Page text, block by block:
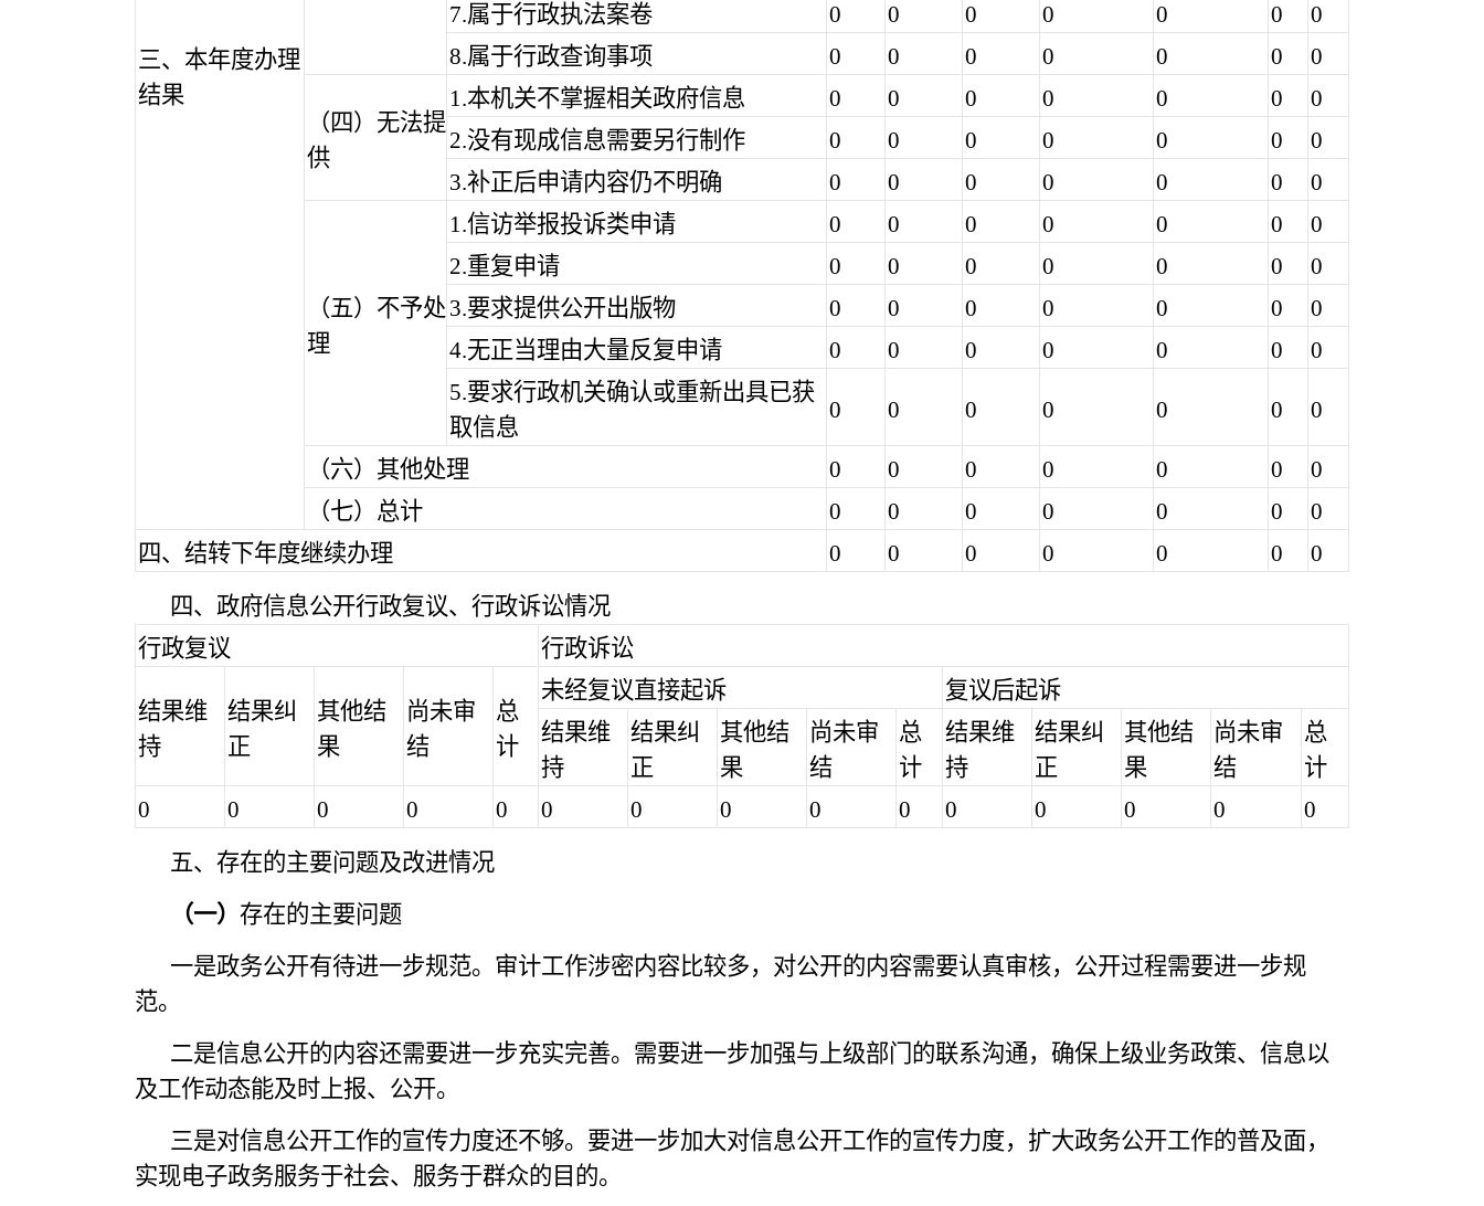
三、本年度办理
结果
7.属于行政执法案卷
0 0 0 0 0 0
0
8.属于行政查询事项
0 0 0 0 0 0 0
（四）无法提
供
1.本机关不掌握相关政府信息 0 0 0 0 0 0
0
2.没有现成信息需要另行制作
0 0 0 0 0 0
0
3.补正后申请内容仍不明确
0 0 0 0 0 0 0
（五）不予处
理
1.信访举报投诉类申请 0 0 0 0 0 0
0
2.重复申请
0 0 0 0 0 0
0
3.要求提供公开出版物
0 0 0 0 0 0
0
4.无正当理由大量反复申请
0 0 0 0 0 0
0
5.要求行政机关确认或重新出具已获
取信息
0 0 0 0 0 0 0
（六）其他处理 0 0 0 0 0 0
0
（七）总计
0 0 0 0 0 0
0
四、结转下年度继续办理
0 0 0 0 0 0
0
四、政府信息公开行政复议、行政诉讼情况
行政复议
行政诉讼
结果维
持
结果纠
正
其他结
果
尚未审
结
总
计
未经复议直接起诉
复议后起诉
结果维
持
结果纠
正
其他结
果
尚未审
结
总
计
结果维
持
结果纠
正
其他结
果
尚未审
结
总
计
0
0 0 0 0 0 0 0 0 0 0 0 0 0
0
五、存在的主要问题及改进情况
（一） 存在的主要问题
一是政务公开有待进一步规范。审计工作涉密内容比较多，对公开的内容需要认真审核，公开过程需要进一步规
范。
二是信息公开的内容还需要进一步充实完善。需要进一步加强与上级部门的联系沟通，确保上级业务政策、信息以
及工作动态能及时上报、公开。
三是对信息公开工作的宣传力度还不够。要进一步加大对信息公开工作的宣传力度，扩大政务公开工作的普及面，
实现电子政务服务于社会、服务于群众的目的。